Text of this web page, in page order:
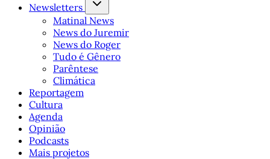
Newsletters
Matinal News
News do Juremir
News do Roger
Tudo é Gênero
Parêntese
Climática
Reportagem
Cultura
Agenda
Opinião
Podcasts
Mais projetos